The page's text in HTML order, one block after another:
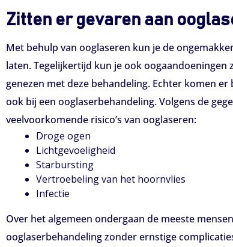
Zitten er gevaren aan
Met behulp van ooglaseren kun je de
laten. Tegelijkertijd kun je ook oogaandoeningen
genezen met deze behandeling. Echter komen er
ook bij een ooglaserbehandeling. Volgens de
veelvoorkomende risico’s van ooglaseren:
Droge ogen
Lichtgevoeligheid
Starbursting
Vertroebeling van het hoornvlies
Infectie
Over het algemeen ondergaan de meeste
ooglaserbehandeling zonder ernstige